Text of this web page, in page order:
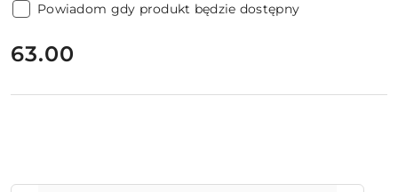
Powiadom gdy produkt będzie dostępny
cena:
63.00